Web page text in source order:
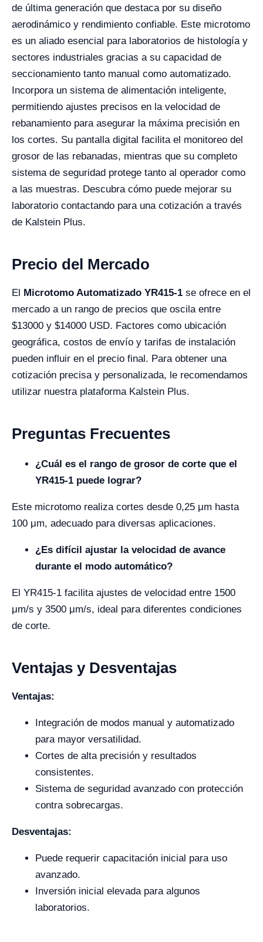
de última generación que destaca por su diseño
aerodinámico y rendimiento confiable. Este microtomo
es un aliado esencial para laboratorios de histología y
sectores industriales gracias a su capacidad de
seccionamiento tanto manual como automatizado.
Incorpora un sistema de alimentación inteligente,
permitiendo ajustes precisos en la velocidad de
rebanamiento para asegurar la máxima precisión en
los cortes. Su pantalla digital facilita el monitoreo del
grosor de las rebanadas, mientras que su completo
sistema de seguridad protege tanto al operador como
a las muestras. Descubra cómo puede mejorar su
laboratorio contactando para una cotización a través
de Kalstein Plus.
Precio del Mercado
El Microtomo Automatizado YR415-1 se ofrece en el
mercado a un rango de precios que oscila entre
$13000 y $14000 USD. Factores como ubicación
geográfica, costos de envío y tarifas de instalación
pueden influir en el precio final. Para obtener una
cotización precisa y personalizada, le recomendamos
utilizar nuestra plataforma Kalstein Plus.
Preguntas Frecuentes
¿Cuál es el rango de grosor de corte que el
YR415-1 puede lograr?
Este microtomo realiza cortes desde 0,25 μm hasta
100 μm, adecuado para diversas aplicaciones.
¿Es difícil ajustar la velocidad de avance
durante el modo automático?
El YR415-1 facilita ajustes de velocidad entre 1500
μm/s y 3500 μm/s, ideal para diferentes condiciones
de corte.
Ventajas y Desventajas
Ventajas:
Integración de modos manual y automatizado
para mayor versatilidad.
Cortes de alta precisión y resultados
consistentes.
Sistema de seguridad avanzado con protección
contra sobrecargas.
Desventajas:
Puede requerir capacitación inicial para uso
avanzado.
Inversión inicial elevada para algunos
laboratorios.